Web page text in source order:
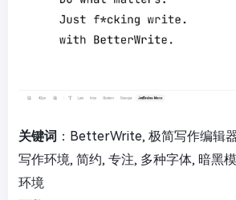
关键词 ：BetterWrite, 极简写作编辑
写作环境, 简约, 专注, 多种字体, 暗黑
环境